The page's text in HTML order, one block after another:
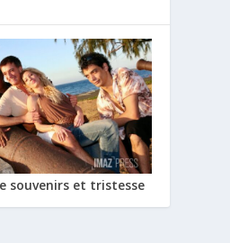
souvenirs et tristesse